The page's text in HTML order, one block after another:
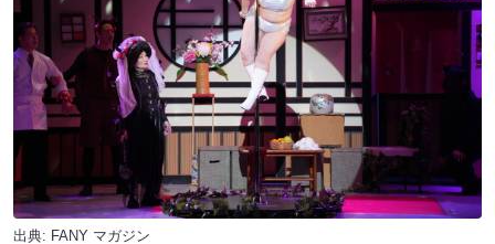
出典: FANY マガジン